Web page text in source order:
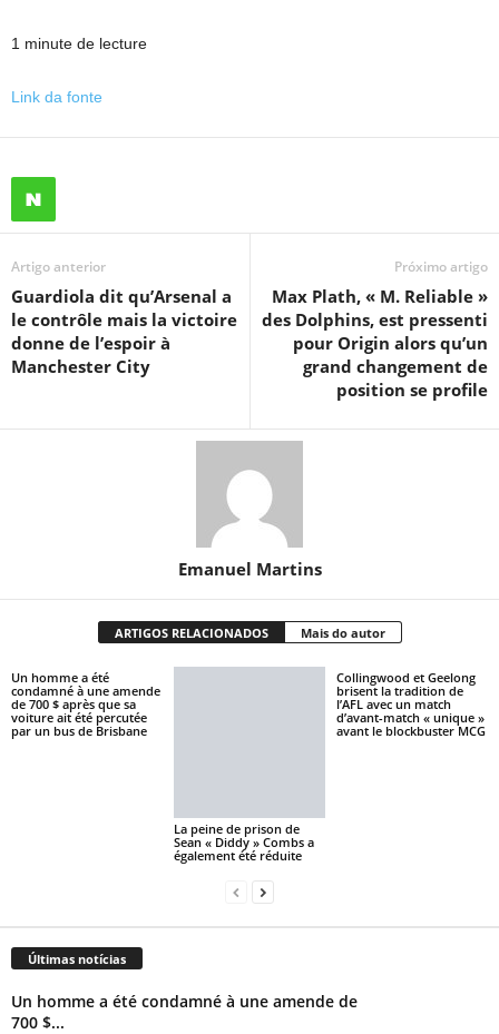
1 minute de lecture
Link da fonte
Artigo anterior
Guardiola dit qu’Arsenal a
le contrôle mais la victoire
donne de l’espoir à
Manchester City
Próximo artigo
Max Plath, « M. Reliable »
des Dolphins, est pressenti
pour Origin alors qu’un
grand changement de
position se profile
Emanuel Martins
ARTIGOS RELACIONADOS Mais do autor
Un homme a été
condamné à une amende
de 700 $ après que sa
voiture ait été percutée
par un bus de Brisbane
La peine de prison de
Sean « Diddy » Combs a
également été réduite
Collingwood et Geelong
brisent la tradition de
l’AFL avec un match
d’avant-match « unique »
avant le blockbuster MCG
Últimas notícias
Un homme a été condamné à une amende de
700 $...